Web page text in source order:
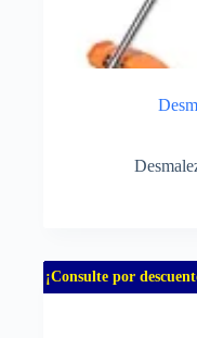
¡Consulte por